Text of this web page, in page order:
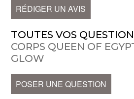
RÉDIGER UN AVIS
TOUTES VOS
CORPS QUEEN OF
GLOW
POSER UNE QUESTION